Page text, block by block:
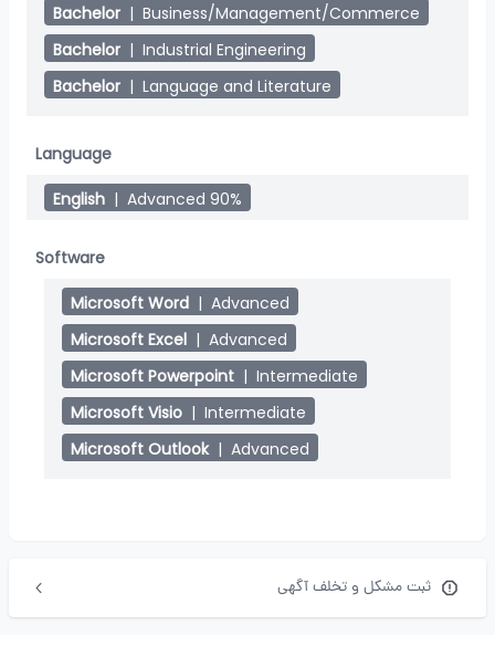
Bachelor | Business/Management/Commerce
Bachelor | Industrial Engineering
Bachelor | Language and Literature
Language
English | Advanced 90%
Software
Microsoft Word | Advanced
Microsoft Excel | Advanced
Microsoft Powerpoint | Intermediate
Microsoft Visio | Intermediate
Microsoft Outlook | Advanced
ثبت مشکل و تخلف آگهی